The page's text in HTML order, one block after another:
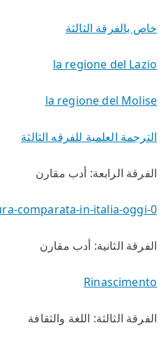
خاص بالفرقة الثالثة
la regione del Lazio
la regione del Molise
الترجمة العلمية للفرقه الثالثة
الفرقة الرابعة: أدب مقارن
comparata-in-italia-oggi-0
الفرقة الثانية: أدب مقارن
Rinascimento
الفرقة الثالثة: اللغة والثقافة